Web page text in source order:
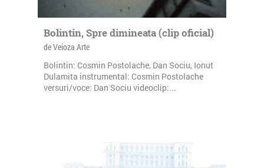
Bolintin, Spre dimineata (clip oficial)
de Veioza Arte
Bolintin: Cosmin Postolache, Dan Sociu, Ionut
Dulamita instrumental: Cosmin Postolache
versuri/voce: Dan Sociu videoclip:...